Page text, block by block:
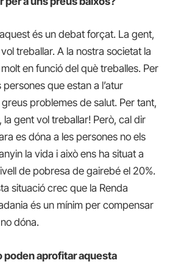
és un debat forçat. La gent,
treballar. A la nostra societat la
en funció del què treballes. Per
que estan a l’atur
problemes de salut. Per tant,
la gent vol treballar! Però, cal dir
es dóna a les persones no els
la vida i això ens ha situat a
de pobresa de gairebé el 20%.
situació crec que la Renda
és un mínim per compensar
dóna.
poden aprofitar aquesta